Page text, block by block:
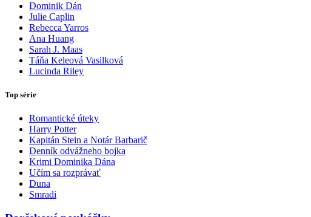
Dominik Dán
Julie Caplin
Rebecca Yarros
Ana Huang
Sarah J. Maas
Táňa Keleová Vasilková
Lucinda Riley
Top série
Romantické úteky
Harry Potter
Kapitán Stein a Notár Barbarič
Denník odvážneho bojka
Krimi Dominika Dána
Učím sa rozprávať
Duna
Smradi